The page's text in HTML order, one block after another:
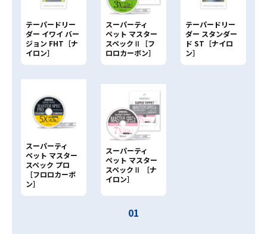
テーパードリー
ダー イワイ バー
ジョン FHT［ナ
イロン］
スーパーティ
ペット マスター
スペックⅡ［フ
ロロカーボン］
テーパードリー
ダー スタンダー
ド ST［ナイロ
ン］
スーパーティ
ペット マスター
スペック プロ
［フロロカーボ
ン］
スーパーティ
ペット マスター
スペックⅡ ［ナ
イロン］
01